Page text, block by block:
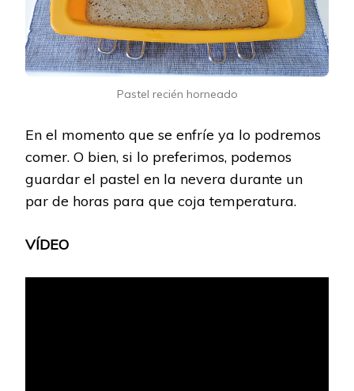
Pastel recién horneado
En el momento que se enfríe ya lo podremos
comer. O bien, si lo preferimos, podemos
guardar el pastel en la nevera durante un
par de horas para que coja temperatura.
VÍDEO